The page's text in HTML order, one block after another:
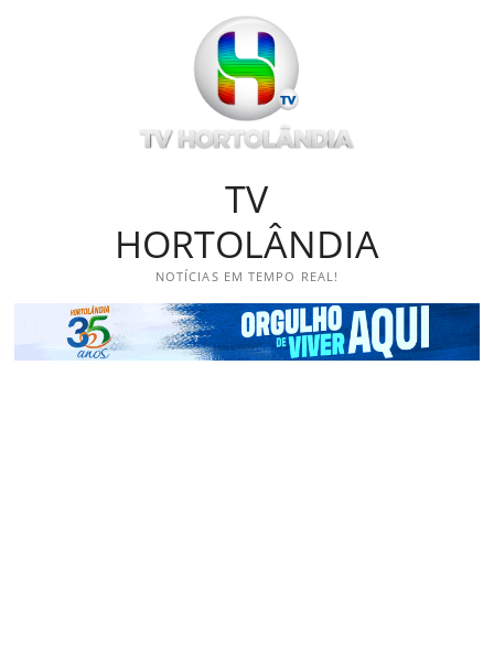
TV
HORTOLÂNDIA
NOTÍCIAS EM TEMPO REAL!